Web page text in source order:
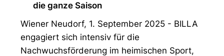
die ganze Saison
Wiener Neudorf, 1. September 2025 - BILLA
engagiert sich intensiv für die
Nachwuchsförderung im heimischen Sport,